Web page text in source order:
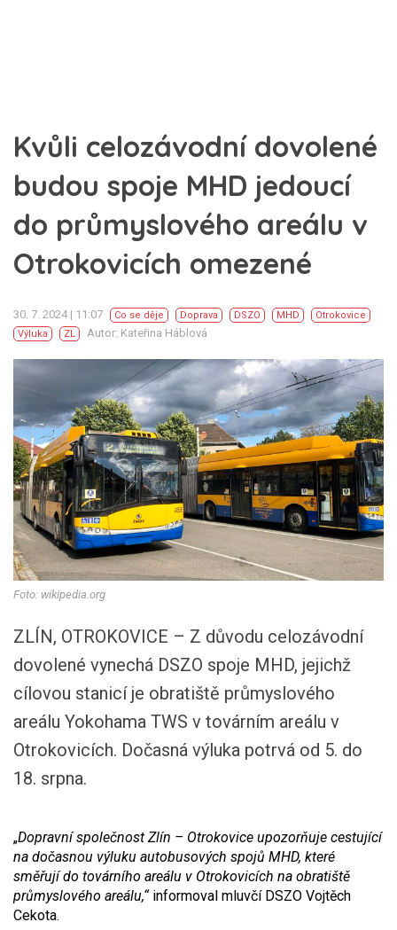
Kvůli celozávodní dovolené
budou spoje MHD jedoucí
do průmyslového areálu v
Otrokovicích omezené
30. 7. 2024 | 11:07 Co se děje Doprava DSZO MHD
Otrokovice
Výluka
ZL Autor: Kateřina Háblová
Foto: wikipedia.org
ZLÍN, OTROKOVICE – Z důvodu celozávodní
dovolené vynechá DSZO spoje MHD, jejichž
cílovou stanicí je obratiště průmyslového
areálu Yokohama TWS v továrním areálu v
Otrokovicích. Dočasná výluka potrvá od 5. do
18. srpna.
„Dopravní společnost Zlín – Otrokovice upozorňuje cestující
na dočasnou výluku autobusových spojů MHD, které
směřují do továrního areálu v Otrokovicích na obratiště
průmyslového areálu,“ informoval mluvčí DSZO Vojtěch
Cekota.